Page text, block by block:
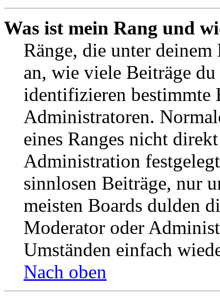
Was ist mein Rang und
Ränge, die unter deinem
an, wie viele Beiträge
identifizieren bestimmte
Administratoren.
eines Ranges nicht
Administration
sinnlosen Beiträge, nur
meisten Boards dulden
Moderator oder
Umständen einfach
Nach oben